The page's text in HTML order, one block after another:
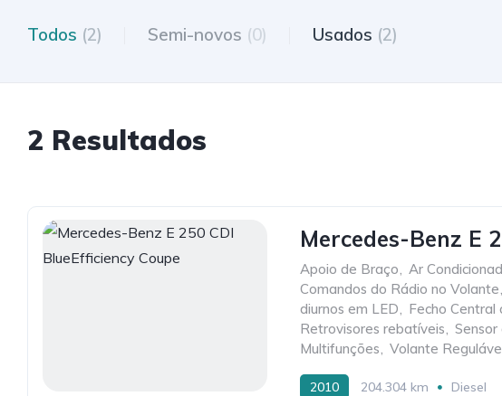
Todos (2) Semi-novos (0) Usados (2)
2 Resultados
Mercedes-Benz E
Apoio de Braço, Ar
Comandos do Rádio no Volante,
diurnos em LED, Fecho Central
Retrovisores rebatíveis, Sensor
Multifunções, Volante
2010 204.304 km Diesel